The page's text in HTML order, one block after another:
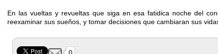
En las vueltas y revueltas que siga en esa fatidica noche del
reexaminar sus sueños, y tomar decisiones que cambiaran sus